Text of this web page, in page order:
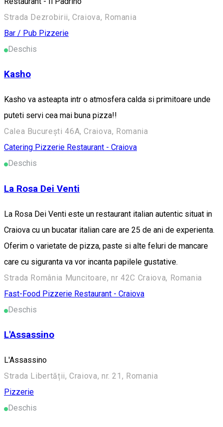
Strada Dezrobirii, Craiova, Romania
Bar / Pub Pizzerie
Deschis
Kasho
Kasho va asteapta intr o atmosfera calda si primitoare unde
puteti servi cea mai buna pizza!!
Calea București 46A, Craiova, Romania
Catering Pizzerie Restaurant - Craiova
Deschis
La Rosa Dei Venti
La Rosa Dei Venti este un restaurant italian autentic situat in
Craiova cu un bucatar italian care are 25 de ani de experienta.
Oferim o varietate de pizza, paste si alte feluri de mancare
care cu siguranta va vor incanta papilele gustative.
Strada România Muncitoare, nr 42C Craiova, Romania
Fast-Food Pizzerie Restaurant - Craiova
Deschis
L'Assassino
L'Assassino
Strada Libertății, Craiova, nr. 21, Romania
Pizzerie
Deschis